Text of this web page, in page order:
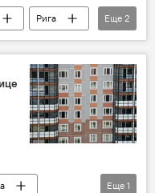
Рига
Еще 2
Еще 1